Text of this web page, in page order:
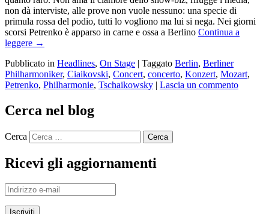
non dà interviste, alle prove non vuole nessuno: una specie di
primula rossa del podio, tutti lo vogliono ma lui si nega. Nei giorni
scorsi Petrenko è apparso in carne e ossa a Berlino Continua a
leggere →
Pubblicato in Headlines, On Stage | Taggato Berlin, Berliner
Philharmoniker, Ciaikovski, Concert, concerto, Konzert, Mozart,
Petrenko, Philharmonie, Tschaikowsky | Lascia un commento
Cerca nel blog
Cerca
Ricevi gli aggiornamenti
Indirizzo
e-
mail